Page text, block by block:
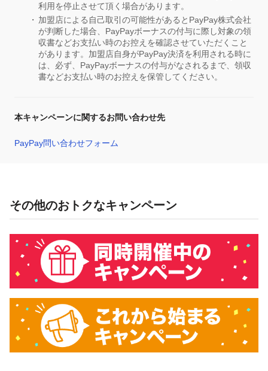
利用を停止させて頂く場合があります。
加盟店による自己取引の可能性があるとPayPay株式会社
が判断した場合、PayPayボーナスの付与に際し対象の領
収書などお支払い時のお控えを確認させていただくこと
があります。加盟店自身がPayPay決済を利用される時に
は、必ず、PayPayボーナスの付与がなされるまで、領収
書などお支払い時のお控えを保管してください。
本キャンペーンに関するお問い合わせ先
PayPay問い合わせフォーム
その他のおトクなキャンペーン